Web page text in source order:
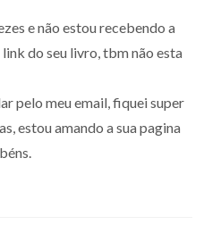
e não estou recebendo a
do seu livro, tbm não esta
pelo meu email, fiquei super
estou amando a sua pagina